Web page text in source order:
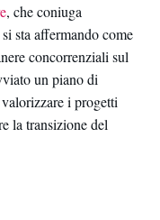
, che coniuga
sta affermando come
concorrenziali sul
un piano di
i progetti
la transizione del